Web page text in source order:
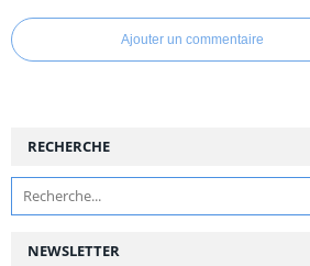
Ajouter un commentaire
NEWSLETTER
RECHERCHE